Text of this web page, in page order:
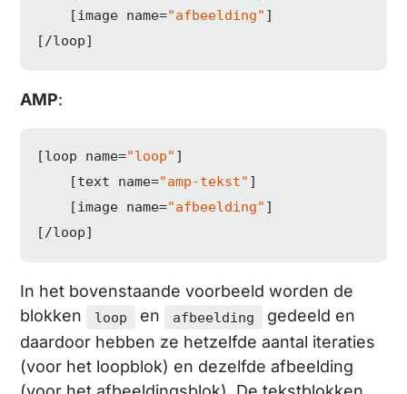
    [image name=
"afbeelding" ]
[/loop]
AMP:
[loop name="loop" ]
    [text name=
"amp-tekst" ]
    [image name=
"afbeelding" ]
[/loop]
In het bovenstaande voorbeeld worden de
blokken
loop en afbeelding
gedeeld en
daardoor hebben ze hetzelfde aantal iteraties
(voor het loopblok) en dezelfde afbeelding